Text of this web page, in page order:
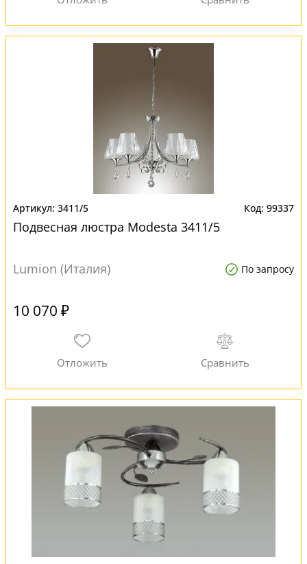
3411/5 99337
Подвесная люстра Modesta 3411/5
Lumion (Италия) По запросу
10 070 ₽